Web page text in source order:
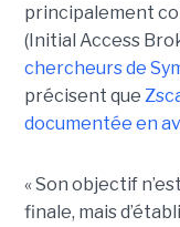
principalement
(Initial Access
chercheurs de
précisent que
documentée en
« Son objectif
finale, mais